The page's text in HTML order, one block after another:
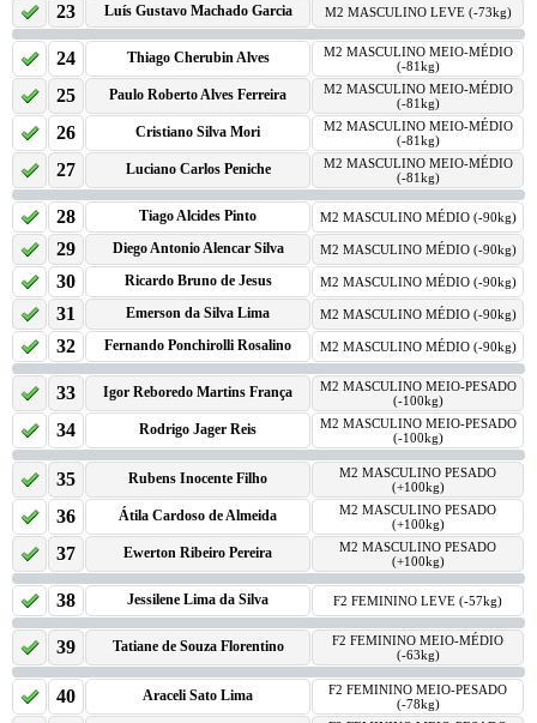
23 Luís Gustavo Machado Garcia M2 MASCULINO LEVE (-73kg)
24 Thiago Cherubin Alves
M2 MASCULINO MEIO-MÉDIO
(-81kg)
25 Paulo Roberto Alves Ferreira
M2 MASCULINO MEIO-MÉDIO
(-81kg)
26 Cristiano Silva Mori
M2 MASCULINO MEIO-MÉDIO
(-81kg)
27 Luciano Carlos Peniche
M2 MASCULINO MEIO-MÉDIO
(-81kg)
28 Tiago Alcides Pinto M2 MASCULINO MÉDIO (-90kg)
29 Diego Antonio Alencar Silva M2 MASCULINO MÉDIO (-90kg)
30 Ricardo Bruno de Jesus M2 MASCULINO MÉDIO (-90kg)
31 Emerson da Silva Lima M2 MASCULINO MÉDIO (-90kg)
32 Fernando Ponchirolli Rosalino M2 MASCULINO MÉDIO (-90kg)
33 Igor Reboredo Martins França
M2 MASCULINO MEIO-PESADO
(-100kg)
34 Rodrigo Jager Reis
M2 MASCULINO MEIO-PESADO
(-100kg)
35 Rubens Inocente Filho
M2 MASCULINO PESADO
(+100kg)
36 Átila Cardoso de Almeida
M2 MASCULINO PESADO
(+100kg)
37 Ewerton Ribeiro Pereira
M2 MASCULINO PESADO
(+100kg)
38 Jessilene Lima da Silva F2 FEMININO LEVE (-57kg)
39 Tatiane de Souza Florentino
F2 FEMININO MEIO-MÉDIO
(-63kg)
40 Araceli Sato Lima
F2 FEMININO MEIO-PESADO
(-78kg)